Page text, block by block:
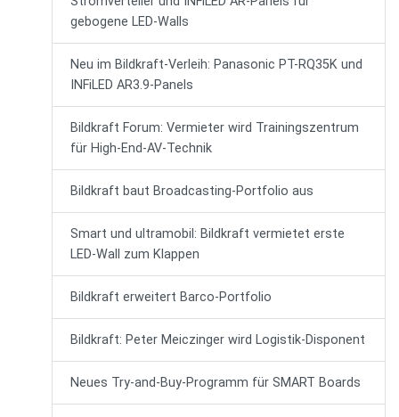
gebogene LED-Walls
Neu im Bildkraft-Verleih: Panasonic PT-RQ35K und
INFiLED AR3.9-Panels
Bildkraft Forum: Vermieter wird Trainingszentrum
für High-End-AV-Technik
Bildkraft baut Broadcasting-Portfolio aus
Smart und ultramobil: Bildkraft vermietet erste
LED-Wall zum Klappen
Bildkraft erweitert Barco-Portfolio
Bildkraft: Peter Meiczinger wird Logistik-Disponent
Neues Try-and-Buy-Programm für SMART Boards